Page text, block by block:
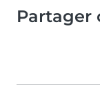
Partager